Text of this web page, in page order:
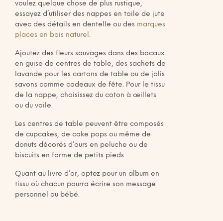
voulez quelque chose de plus rustique,
essayez d’utiliser des nappes en toile de jute
avec des détails en dentelle ou des marques
places en bois naturel.
Ajoutez des fleurs sauvages dans des bocaux
en guise de centres de table, des sachets de
lavande pour les cartons de table ou de jolis
savons comme cadeaux de fête. Pour le tissu
de la nappe, choisissez du coton à œillets
ou du voile.
Les centres de table peuvent être composés
de cupcakes, de cake pops ou même de
donuts décorés d’ours en peluche ou de
biscuits en forme de petits pieds .
Quant au livre d’or, optez pour un album en
tissu où chacun pourra écrire son message
personnel au bébé.